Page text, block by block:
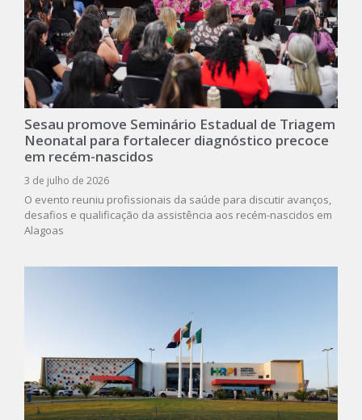
Sesau promove Seminário Estadual de Triagem
Neonatal para fortalecer diagnóstico precoce
em recém-nascidos
3 de julho de 2026
O evento reuniu profissionais da saúde para discutir avanços,
desafios e qualificação da assistência aos recém-nascidos em
Alagoas